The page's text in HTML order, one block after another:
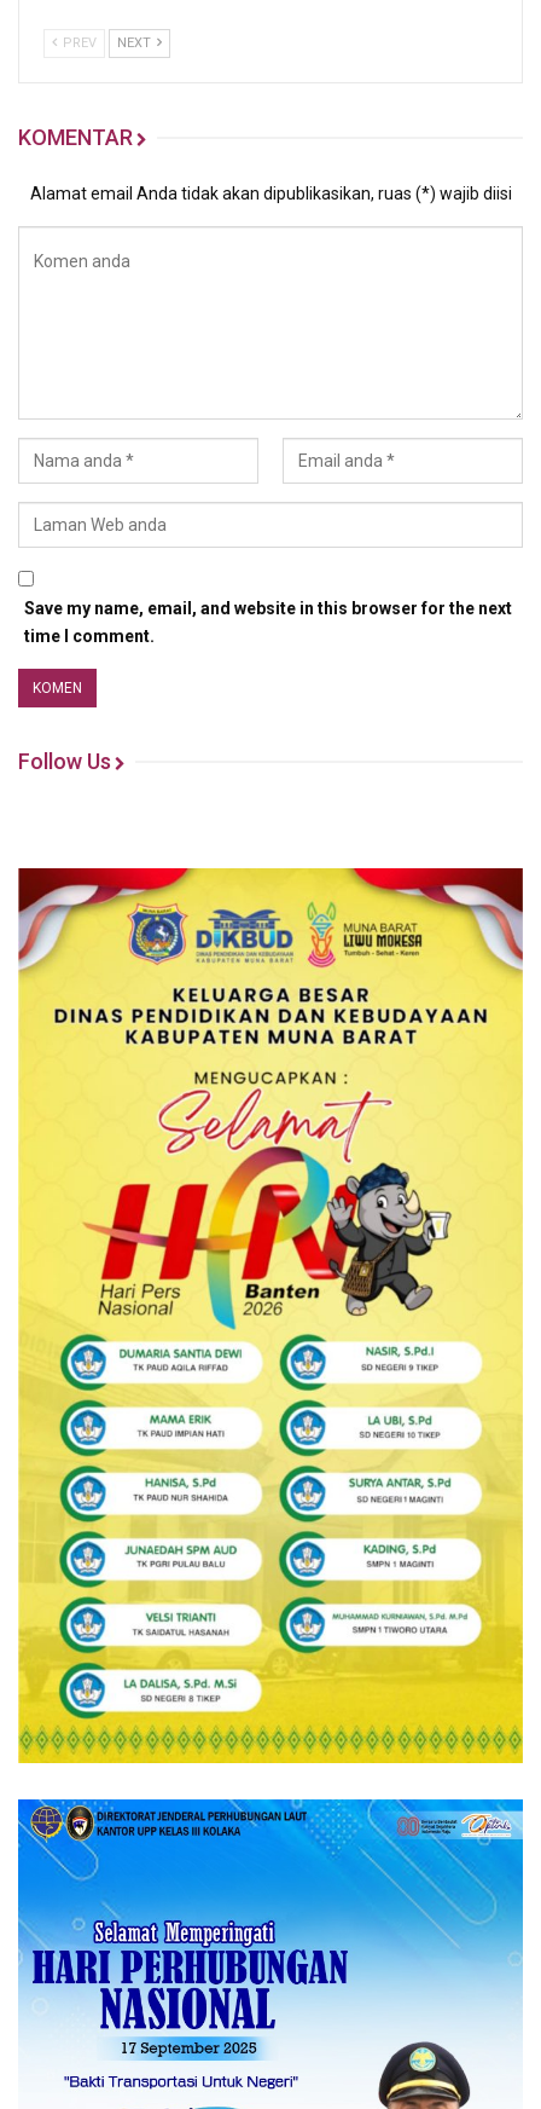
PREV NEXT
KOMENTAR
Alamat email Anda tidak akan dipublikasikan, ruas (*) wajib diisi
Save my name, email, and website in this browser for the next
time I comment.
Follow Us